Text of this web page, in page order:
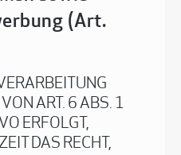
(Art.
ART. 6 ABS. 1
ERFOLGT,
DAS RECHT,